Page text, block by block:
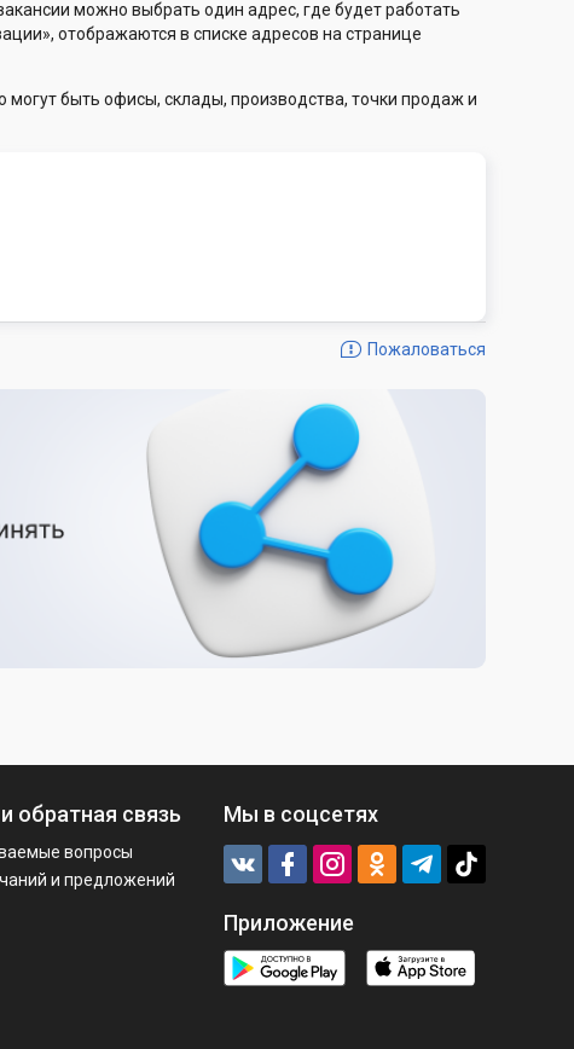
можно выбрать один адрес, где будет работать
отображаются в списке адресов на странице
быть офисы, склады, производства, точки продаж и
Пожаловаться
обратная связь
вопросы
и предложений
Мы в соцсетях
Приложение